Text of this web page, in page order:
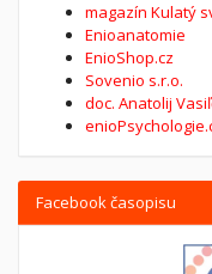
magazín Kulatý
Enioanatomie
EnioShop.cz
Sovenio s.r.o.
doc. Anatolij
Facebook časopisu